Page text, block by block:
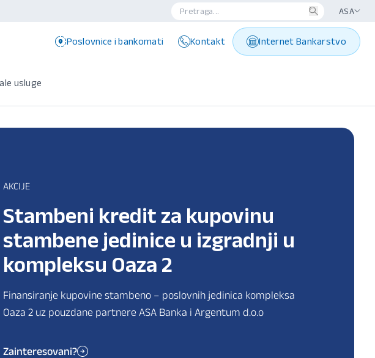
ASA
Poslovnice i bankomati Kontakt Internet Bankarstvo
usluge
AKCIJE
Stambeni kredit za kupovinu
stambene jedinice u izgradnji u
kompleksu Oaza 2
Finansiranje kupovine stambeno – poslovnih jedinica kompleksa
Oaza 2 uz pouzdane partnere ASA Banka i Argentum d.o.o
Zainteresovani?